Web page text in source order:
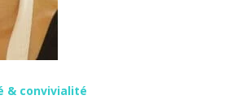
& convivialité